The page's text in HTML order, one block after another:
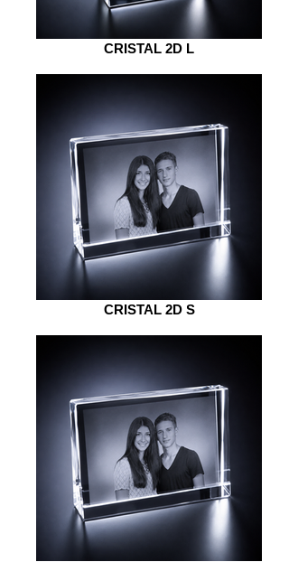
CRISTAL 2D L
CRISTAL 2D S